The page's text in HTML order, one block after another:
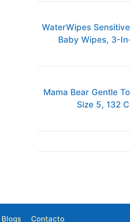
WaterWipes
Baby Wipes, 3-
Mama Bear Gentle
Size 5, 132
Blogs Contacto